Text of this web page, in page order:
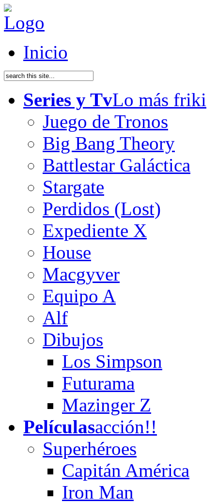
Inicio
Series y TvLo más friki
Juego de Tronos
Big Bang Theory
Battlestar Galáctica
Stargate
Perdidos (Lost)
Expediente X
House
Macgyver
Equipo A
Alf
Dibujos
Los Simpson
Futurama
Mazinger Z
Películasacción!!
Superhéroes
Capitán América
Iron Man